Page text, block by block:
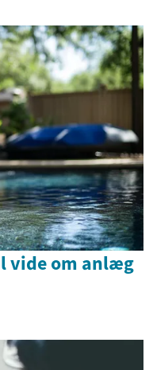
vide om anlæg